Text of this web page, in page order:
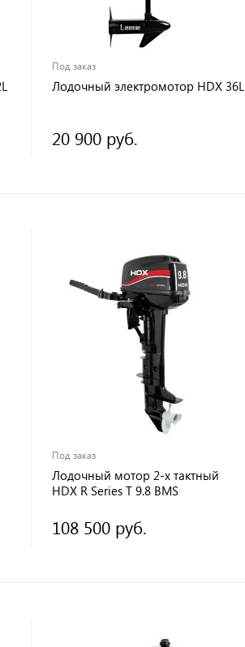
Под заказ
Лодочный электромотор HDX 36L
20 900 руб.
Под заказ
Лодочный мотор 2-х тактный
HDX R Series T 9.8 BMS
108 500 руб.